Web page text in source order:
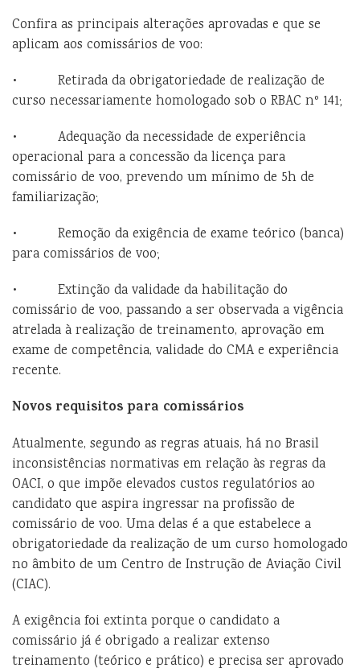
Confira as principais alterações aprovadas e que se
aplicam aos comissários de voo:
• Retirada da obrigatoriedade de realização de
curso necessariamente homologado sob o RBAC nº 141;
• Adequação da necessidade de experiência
operacional para a concessão da licença para
comissário de voo, prevendo um mínimo de 5h de
familiarização;
• Remoção da exigência de exame teórico (banca)
para comissários de voo;
• Extinção da validade da habilitação do
comissário de voo, passando a ser observada a vigência
atrelada à realização de treinamento, aprovação em
exame de competência, validade do CMA e experiência
recente.
Novos requisitos para comissários
Atualmente, segundo as regras atuais, há no Brasil
inconsistências normativas em relação às regras da
OACI, o que impõe elevados custos regulatórios ao
candidato que aspira ingressar na profissão de
comissário de voo. Uma delas é a que estabelece a
obrigatoriedade da realização de um curso homologado
no âmbito de um Centro de Instrução de Aviação Civil
(CIAC).
A exigência foi extinta porque o candidato a
comissário já é obrigado a realizar extenso
treinamento (teórico e prático) e precisa ser aprovado